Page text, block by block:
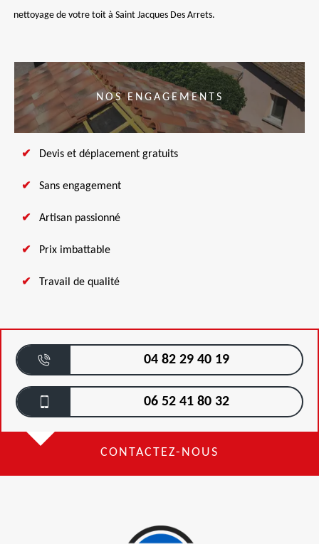
nettoyage de votre toit à Saint Jacques Des Arrets.
NOS ENGAGEMENTS
Devis et déplacement gratuits
Sans engagement
Artisan passionné
Prix imbattable
Travail de qualité
04 82 29 40 19
06 52 41 80 32
CONTACTEZ-NOUS